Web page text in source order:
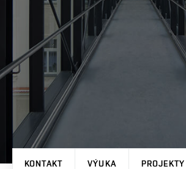
KONTAKT VÝUKA PROJEKTY